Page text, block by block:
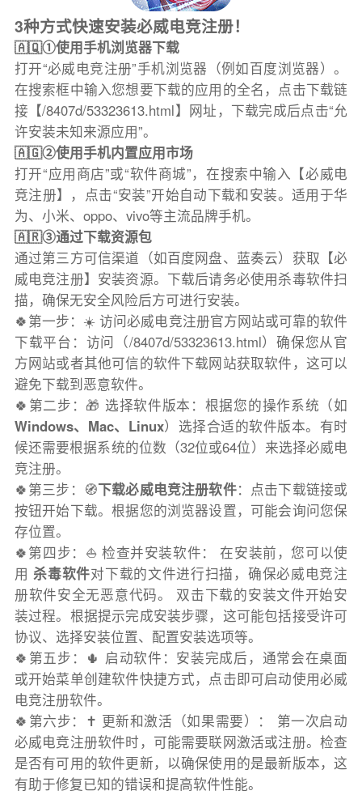
3种方式快速安装必威电竞注册！
🇦🇶①使用手机浏览器下载
打开“必威电竞注册”手机浏览器（例如百度浏览器）。
在搜索框中输入您想要下载的应用的全名，点击下载链
接【/8407d/53323613.html】网址，下载完成后点击“允
许安装未知来源应用”。
🇦🇬②使用手机内置应用市场
打开“应用商店”或“软件商城”，在搜索中输入【必威电
竞注册】，点击“安装”开始自动下载和安装。适用于华
为、小米、oppo、vivo等主流品牌手机。
🇦🇷③通过下载资源包
通过第三方可信渠道（如百度网盘、蓝奏云）获取【必
威电竞注册】安装资源。下载后请务必使用杀毒软件扫
描，确保无安全风险后方可进行安装。
🍀第一步：☀️ 访问必威电竞注册官方网站或可靠的软件
下载平台：访问（/8407d/53323613.html）确保您从官
方网站或者其他可信的软件下载网站获取软件，这可以
避免下载到恶意软件。
🍀第二步：🎁 选择软件版本：根据您的操作系统（如
Windows、Mac、Linux）选择合适的软件版本。有时
候还需要根据系统的位数（32位或64位）来选择必威电
竞注册。
🍀第三步：🧭下载必威电竞注册软件：点击下载链接或
按钮开始下载。根据您的浏览器设置，可能会询问您保
存位置。
🍀第四步：⛵️ 检查并安装软件： 在安装前，您可以使
用杀毒软件对下载的文件进行扫描，确保必威电竞注
册软件安全无恶意代码。 双击下载的安装文件开始安
装过程。根据提示完成安装步骤，这可能包括接受许可
协议、选择安装位置、配置安装选项等。
🍀第五步：🌵 启动软件：安装完成后，通常会在桌面
或开始菜单创建软件快捷方式，点击即可启动使用必威
电竞注册软件。
🍀第六步：✝️ 更新和激活（如果需要）： 第一次启动
必威电竞注册软件时，可能需要联网激活或注册。检查
是否有可用的软件更新，以确保使用的是最新版本，这
有助于修复已知的错误和提高软件性能。